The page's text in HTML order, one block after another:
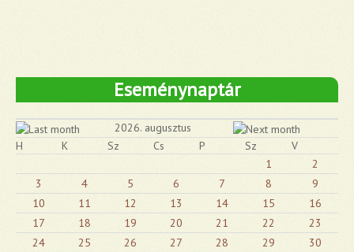
Eseménynaptár
2026. augusztus
H
K Sz Cs P Sz
V
1
2
3
4 5 6 7 8
9
10
11 12 13 14 15
16
17
18 19 20 21 22
23
24
25 26 27 28 29
30